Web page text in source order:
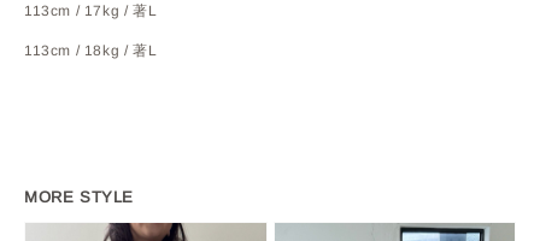
113cm / 17kg / 著L
113cm / 18kg / 著L
MORE STYLE